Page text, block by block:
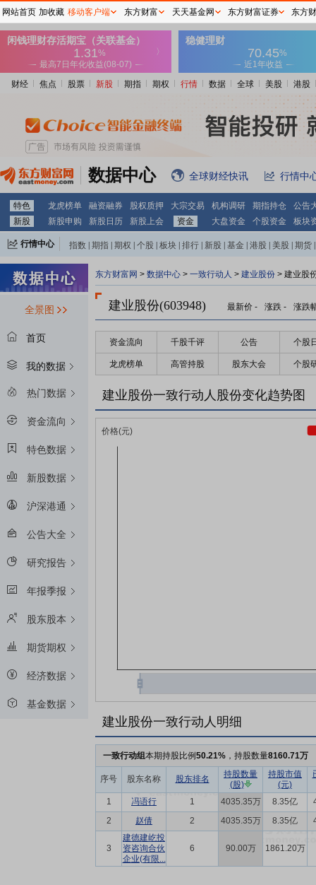
财经 焦点 股票 新股 期指 期权 行情 数据 全球 美股 港股
数据中心 全球财经快讯 行情中
特色 龙虎榜单 融资融券 股权质押 大宗交易 机构调研 期指持仓
公告
新股
新股申购 新股日历 新股上会 资金 大盘资金 个股资金 板块
行情中心 指数 期指 期权 个股 板块 排行 新股 基金 港股 美股 期货
全景图
首页
我的数据
热门数据
资金流向
特色数据
新股数据
沪深港通
公告大全
研究报告
年报季报
股东股本
期货期权
经济数据
基金数据
东方财富网 > 数据中心 > 一致行动人 > 建业股份 > 建业股
建业股份(603948) 最新价 - 涨跌 - 涨跌
资金流向 千股千评 公告 个股
龙虎榜单 高管持股 股东大会 个股
建业股份一致行动人股份变化趋势图
建业股份一致行动人明细
一致行动组本期持股比例50.21% ，持股数量8160.71万
序号 股东名称 股东排名
持股数量
(股)
持股市值
(元)
1 冯语行 1 4035.35万 8.35亿
2
赵倩 2 4035.35万 8.35亿
3
建德建屹投
资咨询合伙
企业(有限...
6 90.00万 1861.20万
网站首页 加收藏 移动客户端 东方财富 天天基金网 东方财富证券 东方